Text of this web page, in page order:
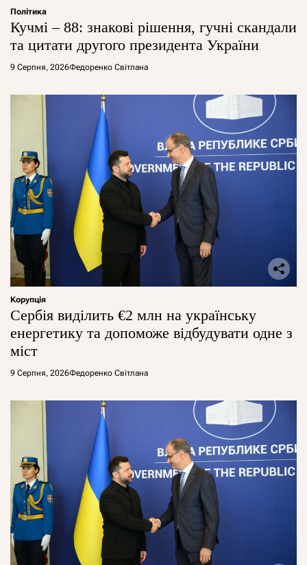
Політика
Кучмі – 88: знакові рішення, гучні скандали
та цитати другого президента України
9 Серпня, 2026Федоренко Світлана
Корупція
Сербія виділить €2 млн на українську
енергетику та допоможе відбудувати одне з
міст
9 Серпня, 2026Федоренко Світлана